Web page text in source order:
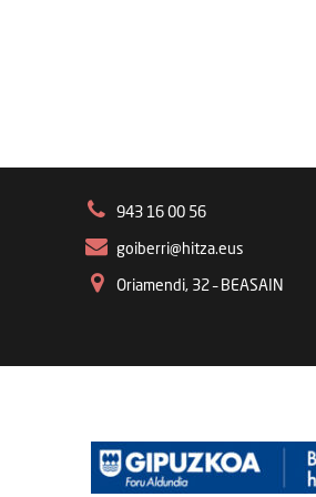
943 16 00 56
goiberri@hitza.eus
Oriamendi, 32 – BEASAIN